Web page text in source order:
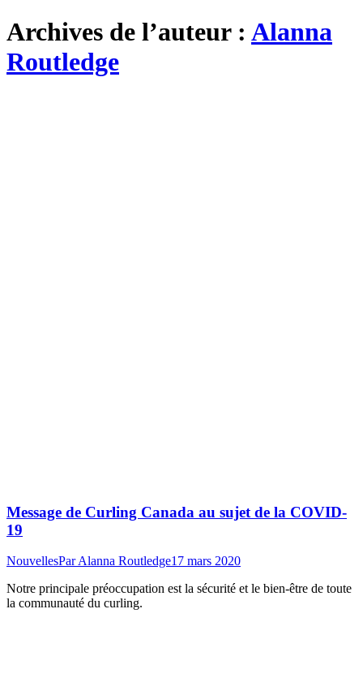
Archives de l’auteur : Alanna
Routledge
Message de Curling Canada au sujet de la COVID-
19
NouvellesParAlanna Routledge17 mars 2020
Notre principale préoccupation est la sécurité et le bien-être de toute
la communauté du curling.